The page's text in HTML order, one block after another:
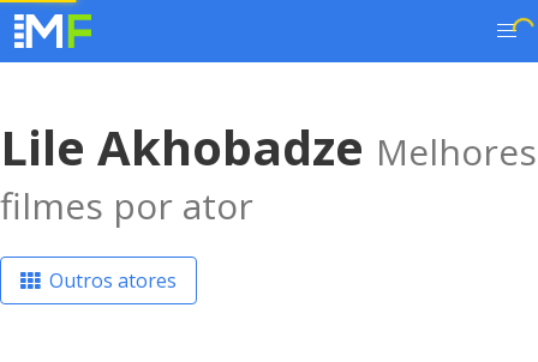
Lile Akhobadze Melhores
filmes por ator
Outros atores